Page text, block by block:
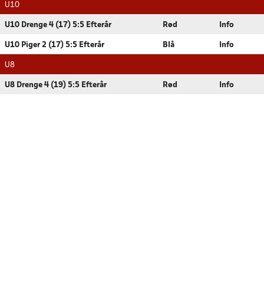
U10
U10 Drenge 4 (17) 5:5 Efterår Rød Info
U10 Piger 2 (17) 5:5 Efterår Blå Info
U8
U8 Drenge 4 (19) 5:5 Efterår Rød Info